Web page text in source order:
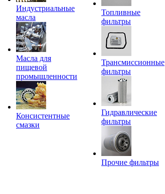
Индустриальные
масла
Масла для
пищевой
промышленности
Консистентные
смазки
Топливные
фильтры
Трансмиссионные
фильтры
Гидравлические
фильтры
Прочие фильтры